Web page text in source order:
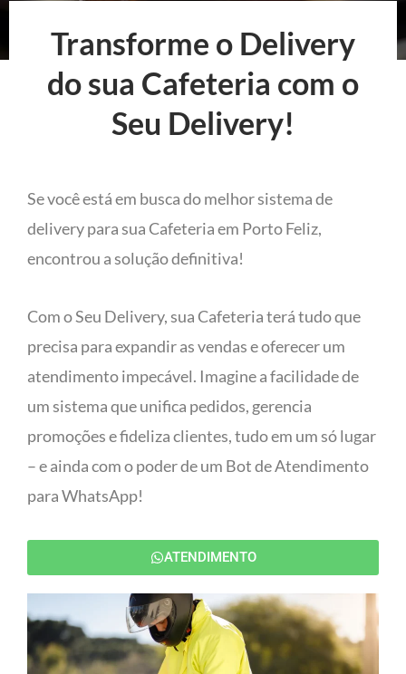
Transforme o Delivery
do sua Cafeteria com o
Seu Delivery!
Se você está em busca do melhor sistema de
delivery para sua Cafeteria em Porto Feliz,
encontrou a solução definitiva!
Com o Seu Delivery, sua Cafeteria terá tudo que
precisa para expandir as vendas e oferecer um
atendimento impecável. Imagine a facilidade de
um sistema que unifica pedidos, gerencia
promoções e fideliza clientes, tudo em um só lugar
– e ainda com o poder de um Bot de Atendimento
para WhatsApp!
ATENDIMENTO